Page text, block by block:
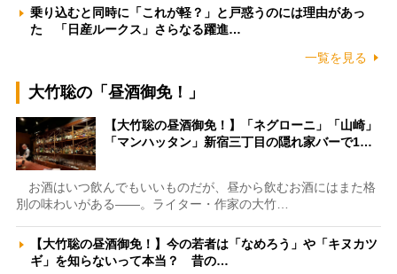
乗り込むと同時に「これが軽？」と戸惑うのには理由があっ
た 「日産ルークス」さらなる躍進…
一覧を見る
大竹聡の「昼酒御免！」
【大竹聡の昼酒御免！】「ネグローニ」「山崎」
「マンハッタン」新宿三丁目の隠れ家バーで1…
お酒はいつ飲んでもいいものだが、昼から飲むお酒にはまた格
別の味わいがある――。ライター・作家の大竹…
【大竹聡の昼酒御免！】今の若者は「なめろう」や「キヌカツ
ギ」を知らないって本当？ 昔の…